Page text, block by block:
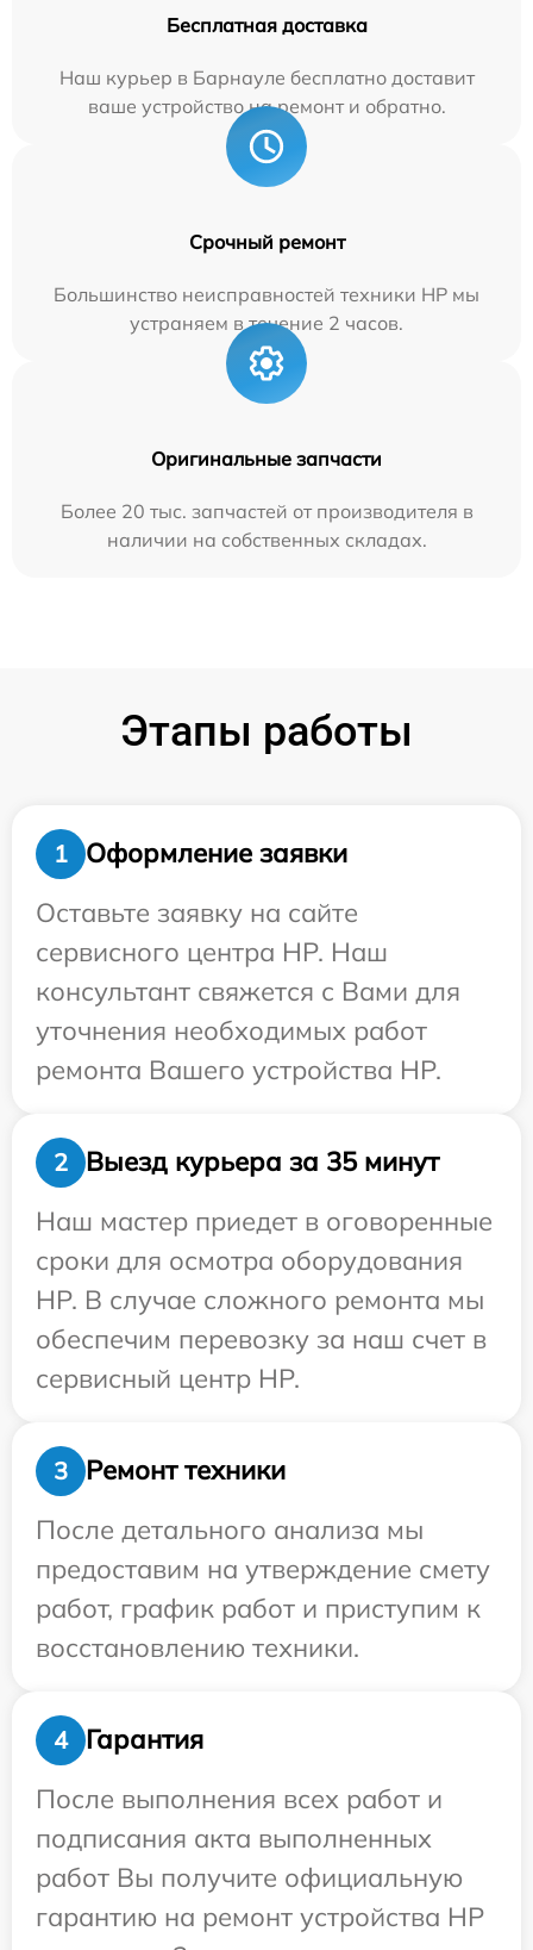
Бесплатная доставка
Наш курьер в Барнауле бесплатно доставит
ваше устройство на ремонт и обратно.
Срочный ремонт
Большинство неисправностей техники HP мы
устраняем в течение 2 часов.
Оригинальные запчасти
Более 20 тыс. запчастей от производителя в
наличии на собственных складах.
Этапы работы
1
Оформление заявки
Оставьте заявку на сайте
сервисного центра HP. Наш
консультант свяжется с Вами для
уточнения необходимых работ
ремонта Вашего устройства HP.
2
Выезд курьера за 35 минут
Наш мастер приедет в оговоренные
сроки для осмотра оборудования
HP. В случае сложного ремонта мы
обеспечим перевозку за наш счет в
сервисный центр HP.
3
Ремонт техники
После детального анализа мы
предоставим на утверждение смету
работ, график работ и приступим к
восстановлению техники.
4
Гарантия
После выполнения всех работ и
подписания акта выполненных
работ Вы получите официальную
гарантию на ремонт устройства HP